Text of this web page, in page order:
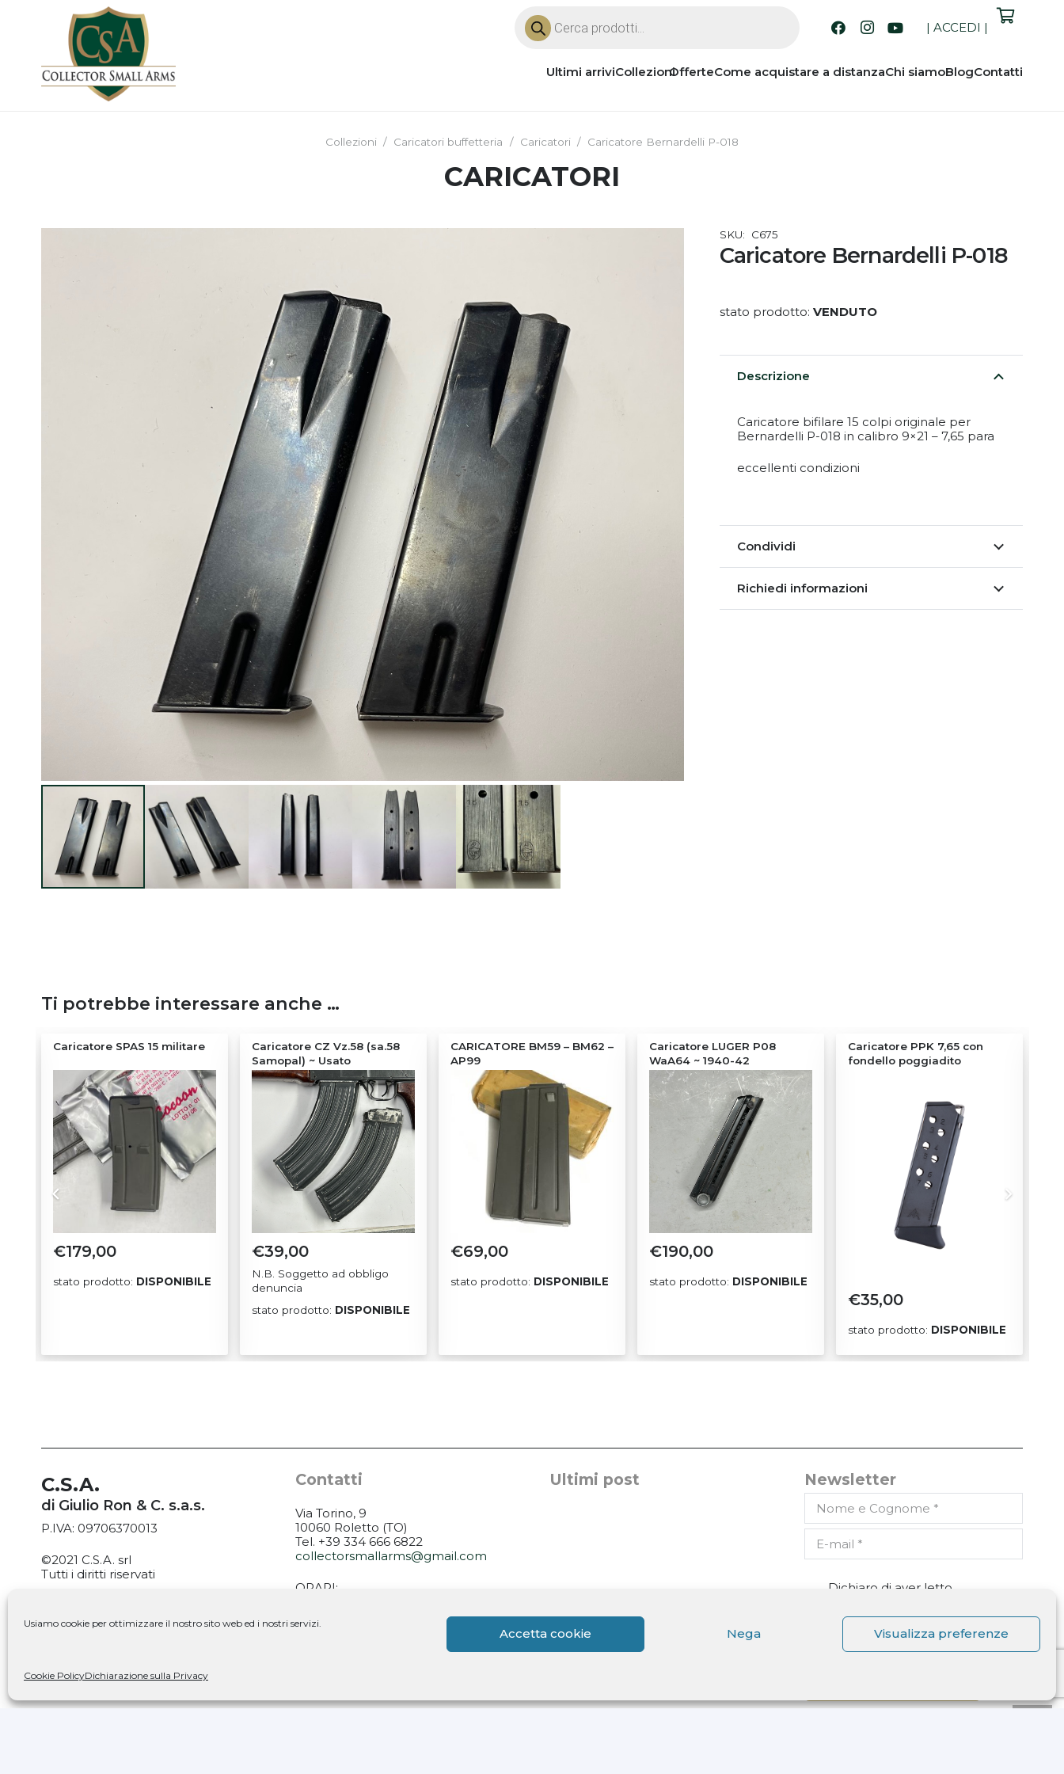
Usiamo cookie per ottimizzare il nostro sito web ed i nostri servizi.
Accetta cookie Nega Visualizza preferenze
Cookie PolicyDichiarazione sulla Privacy
Products
search
| ACCEDI |
Ultimi arriviCollezioniOfferteCome acquistare a distanzaChi siamoBlogContatti
Collezioni / Caricatori buffetteria / Caricatori / Caricatore Bernardelli P-018
CARICATORI
SKU: C675
Caricatore Bernardelli P-018
stato prodotto: VENDUTO
Descrizione
Caricatore bifilare 15 colpi originale per
Bernardelli P-018 in calibro 9×21 – 7,65 para
eccellenti condizioni
Condividi
Richiedi informazioni
Ti potrebbe interessare anche …
Caricatore SPAS 15 militare
€179,00
stato prodotto: DISPONIBILE
Caricatore CZ Vz.58 (sa.58
Samopal) ~ Usato
€39,00
N.B. Soggetto ad obbligo
denuncia
stato prodotto: DISPONIBILE
CARICATORE BM59 – BM62 –
AP99
€69,00
stato prodotto: DISPONIBILE
Caricatore LUGER P08
WaA64 ~ 1940-42
€190,00
stato prodotto: DISPONIBILE
Caricatore PPK 7,65 con
fondello poggiadito
€35,00
stato prodotto: DISPONIBILE
C.S.A.
di Giulio Ron & C. s.a.s.
P.IVA: 09706370013
©2021 C.S.A. srl
Tutti i diritti riservati
Contatti
Via Torino, 9
10060 Roletto (TO)
Tel. +39 334 666 6822
collectorsmallarms@gmail.com
ORARI:
SABATO: 9.30-13.00 / 14.00-18.0
Ultimi post Newsletter
Dichiaro di aver letto
dell'art. 13 del D.lgs. n. 196/2003
e di autorizzare il trattamento
dei miei dati personali.